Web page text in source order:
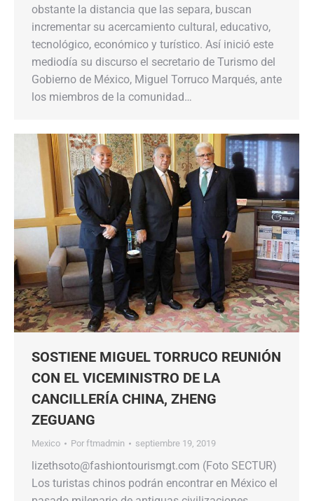
obstante la distancia que las separa, buscan
incrementar su acercamiento cultural, educativo,
tecnológico, económico y turístico. Así inició este
mediodía su discurso el secretario de Turismo del
Gobierno de México, Miguel Torruco Marqués, ante
los miembros de la comunidad…
SOSTIENE MIGUEL TORRUCO REUNIÓN
CON EL VICEMINISTRO DE LA
CANCILLERÍA CHINA, ZHENG
ZEGUANG
Mexico Por ftmadmin septiembre 19, 2019
lizethsoto@fashiontourismgt.com (Foto SECTUR)
Los turistas chinos podrán encontrar en México el